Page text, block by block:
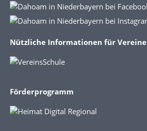
Nützliche Informationen für Vereine
Förderprogramm